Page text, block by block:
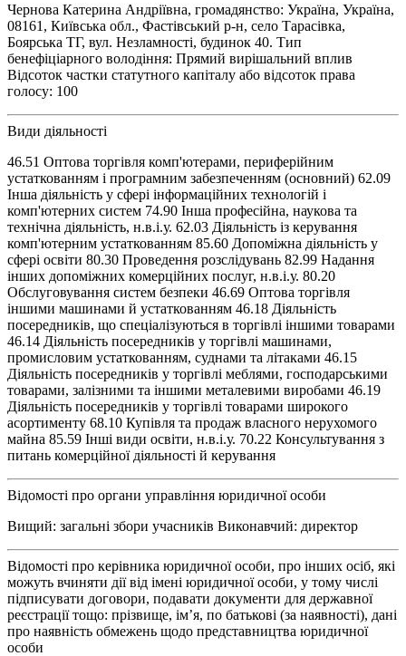
Чернова Катерина Андріївна, громадянство: Україна, Україна,
08161, Київська обл., Фастівський р-н, село Тарасівка,
Боярська ТГ, вул. Незламності, будинок 40. Тип
бенефіціарного володіння: Прямий вирішальний вплив
Відсоток частки статутного капіталу або відсоток права
голосу: 100
Види діяльності
46.51 Оптова торгівля комп'ютерами, периферійним
устаткованням і програмним забезпеченням (основний) 62.09
Інша діяльність у сфері інформаційних технологій і
комп'ютерних систем 74.90 Інша професійна, наукова та
технічна діяльність, н.в.і.у. 62.03 Діяльність із керування
комп'ютерним устаткованням 85.60 Допоміжна діяльність у
сфері освіти 80.30 Проведення розслідувань 82.99 Надання
інших допоміжних комерційних послуг, н.в.і.у. 80.20
Обслуговування систем безпеки 46.69 Оптова торгівля
іншими машинами й устаткованням 46.18 Діяльність
посередників, що спеціалізуються в торгівлі іншими товарами
46.14 Діяльність посередників у торгівлі машинами,
промисловим устаткованням, суднами та літаками 46.15
Діяльність посередників у торгівлі меблями, господарськими
товарами, залізними та іншими металевими виробами 46.19
Діяльність посередників у торгівлі товарами широкого
асортименту 68.10 Купівля та продаж власного нерухомого
майна 85.59 Інші види освіти, н.в.і.у. 70.22 Консультування з
питань комерційної діяльності й керування
Відомості про органи управління юридичної особи
Вищий: загальні збори учасників Виконавчий: директор
Відомості про керівника юридичної особи, про інших осіб, які
можуть вчиняти дії від імені юридичної особи, у тому числі
підписувати договори, подавати документи для державної
реєстрації тощо: прізвище, ім’я, по батькові (за наявності), дані
про наявність обмежень щодо представництва юридичної
особи